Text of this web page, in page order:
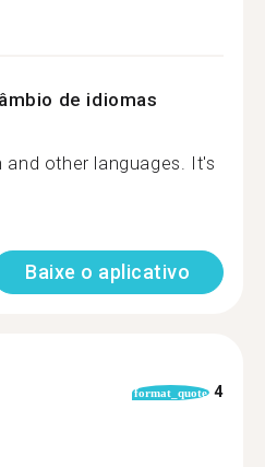
de idiomas
and other languages. It's
Baixe o aplicativo
format_quote 4